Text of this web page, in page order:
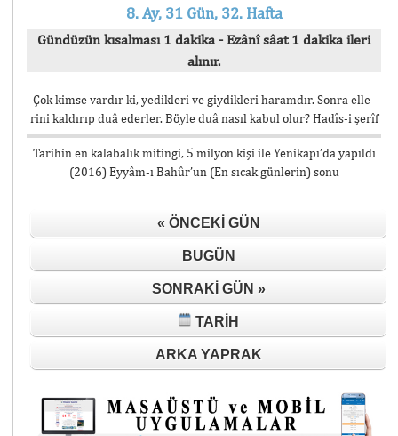
8. Ay, 31 Gün, 32. Hafta
Gündüzün kısalması 1 dakika - Ezânî sâat 1 dakika ileri
alınır.
Çok kimse vardır ki, yedikleri ve giydikleri haramdır. Sonra elle-
rini kaldırıp duâ ederler. Böyle duâ nasıl kabul olur? Hadîs-i şerîf
Tarihin en kalabalık mitingi, 5 milyon kişi ile Yenikapı’da yapıldı
(2016) Eyyâm-ı Bahûr’un (En sıcak günlerin) sonu
« ÖNCEKI GÜN
BUGÜN
SONRAKI GÜN »
TARIH
ARKA YAPRAK